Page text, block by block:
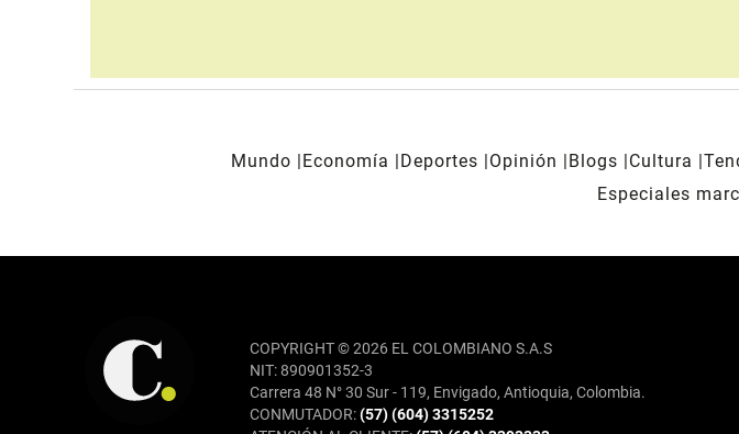
Mundo Economía Deportes Opinión Blogs Cultura
Especiales
COPYRIGHT © 2026 EL COLOMBIANO S.A.S
NIT: 890901352-3
Carrera 48 N° 30 Sur - 119, Envigado, Antioquia, Colombia.
CONMUTADOR:(57) (604) 3315252